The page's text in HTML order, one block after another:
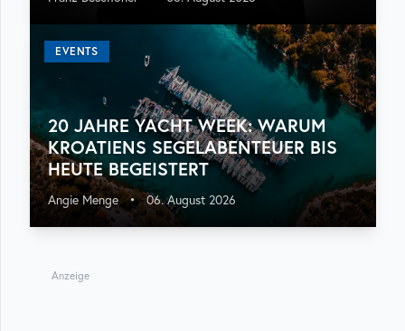
EVENTS
20 JAHRE YACHT WEEK: WARUM
KROATIENS SEGELABENTEUER BIS
HEUTE BEGEISTERT
Angie Menge • 06. August 2026
Anzeige